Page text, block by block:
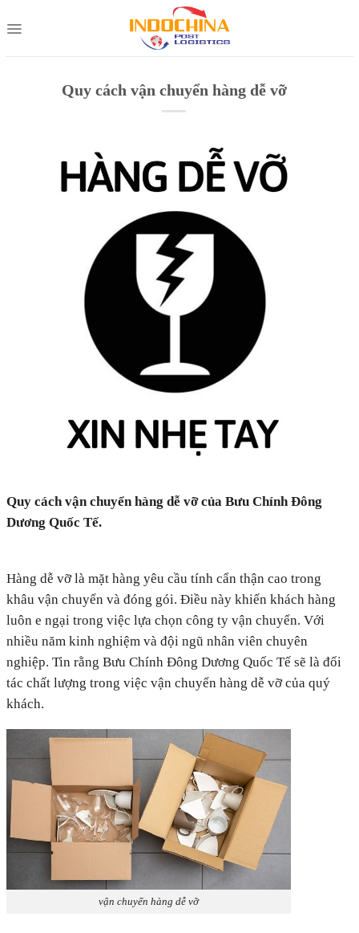
to
Quy cách vận chuyển hàng dễ vỡ
Quy cách vận chuyển hàng dễ vỡ của Bưu Chính Đông
Dương Quốc Tế.
Hàng dễ vỡ là mặt hàng yêu cầu tính cẩn thận cao trong
khâu vận chuyển và đóng gói. Điều này khiến khách hàng
luôn e ngại trong việc lựa chọn công ty vận chuyển. Với
nhiều năm kinh nghiệm và đội ngũ nhân viên chuyên
nghiệp. Tin rằng Bưu Chính Đông Dương Quốc Tế sẽ là đối
tác chất lượng trong việc vận chuyển hàng dễ vỡ của quý
khách.
vận chuyển hàng dễ vỡ